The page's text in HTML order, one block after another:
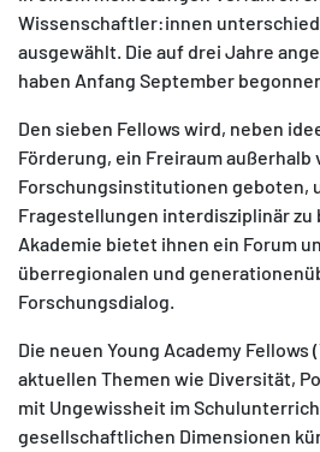
Wissenschaftler:innen
ausgewählt. Die auf drei Jahre
haben Anfang September
Den sieben Fellows wird, neben
Förderung, ein Freiraum
Forschungsinstitutionen geboten,
Fragestellungen interdisziplinär zu
Akademie bietet ihnen ein Forum
überregionalen und
Forschungsdialog.
Die neuen Young Academy Fellows
aktuellen Themen wie Diversität,
mit Ungewissheit im
gesellschaftlichen Dimensionen